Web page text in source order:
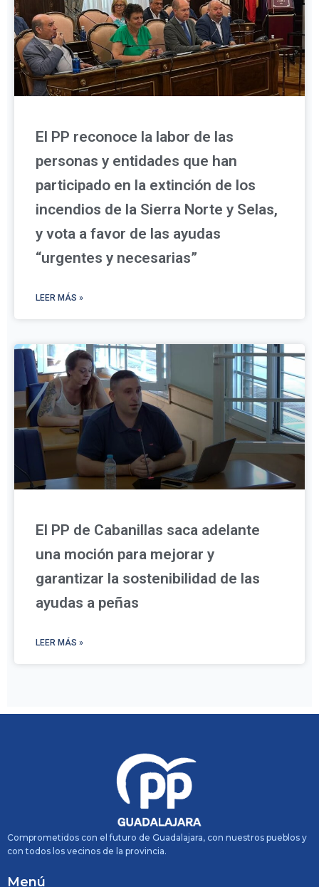
El PP reconoce la labor de las
personas y entidades que han
participado en la extinción de los
incendios de la Sierra Norte y Selas,
y vota a favor de las ayudas
“urgentes y necesarias”
LEER MÁS »
El PP de Cabanillas saca adelante
una moción para mejorar y
garantizar la sostenibilidad de las
ayudas a peñas
LEER MÁS »
Comprometidos con el futuro de Guadalajara, con nuestros pueblos y
con todos los vecinos de la provincia.
Menú